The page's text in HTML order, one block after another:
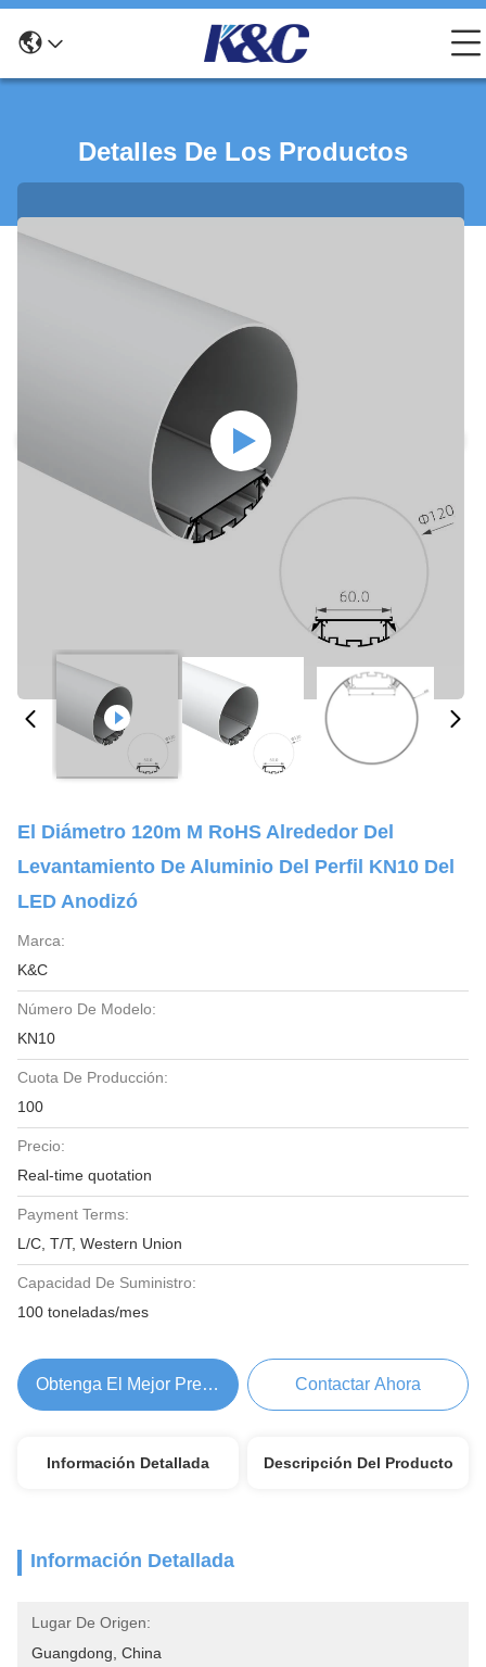
Detalles De Los Productos
El Diámetro 120m M RoHS Alrededor Del
Levantamiento De Aluminio Del Perfil KN10 Del
LED Anodizó
Marca:
K&C
Número De Modelo:
KN10
Cuota De Producción:
100
Precio:
Real-time quotation
Payment Terms:
L/C, T/T, Western Union
Capacidad De Suministro:
100 toneladas/mes
Obtenga El Mejor Precio Contactar Ahora
Información Detallada Descripción Del Producto
Información Detallada
Lugar De Origen:
Guangdong, China